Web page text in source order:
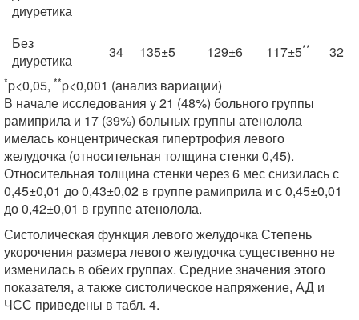
диуретика
Без
диуретика
34 135±5 129±6 117±5** 32
*p<0,05, **p<0,001 (анализ вариации)
В начале исследования у 21 (48%) больного группы
рамиприла и 17 (39%) больных группы атенолола
имелась концентрическая гипертрофия левого
желудочка (относительная толщина стенки 0,45).
Относительная толщина стенки через 6 мес снизилась с
0,45±0,01 до 0,43±0,02 в группе рамиприла и с 0,45±0,01
до 0,42±0,01 в группе атенолола.
Систолическая функция левого желудочка Степень
укорочения размера левого желудочка существенно не
изменилась в обеих группах. Средние значения этого
показателя, а также систолическое напряжение, АД и
ЧСС приведены в табл. 4.